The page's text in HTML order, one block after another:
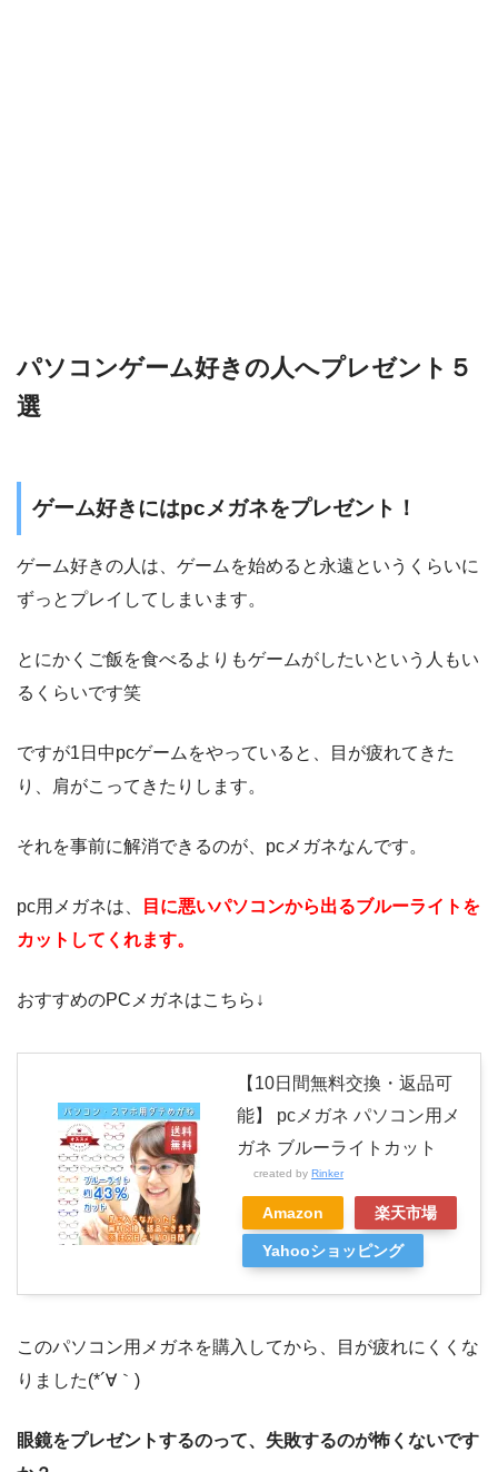
パソコンゲーム好きの人へプレゼント５
選
ゲーム好きにはpcメガネをプレゼント！
ゲーム好きの人は、ゲームを始めると永遠というくらいに
ずっとプレイしてしまいます。
とにかくご飯を食べるよりもゲームがしたいという人もい
るくらいです笑
ですが1日中pcゲームをやっていると、目が疲れてきた
り、肩がこってきたりします。
それを事前に解消できるのが、pcメガネなんです。
pc用メガネは、
目に悪いパソコンから出るブルーライトを
カットしてくれます。
おすすめのPCメガネはこちら↓
【10日間無料交換・返品可
能】 pcメガネ パソコン用メ
ガネ ブルーライトカット
created by Rinker
Amazon 楽天市場
Yahooショッピング
このパソコン用メガネを購入してから、目が疲れにくくな
りました(*´∀｀)
眼鏡をプレゼントするのって、失敗するのが怖くないです